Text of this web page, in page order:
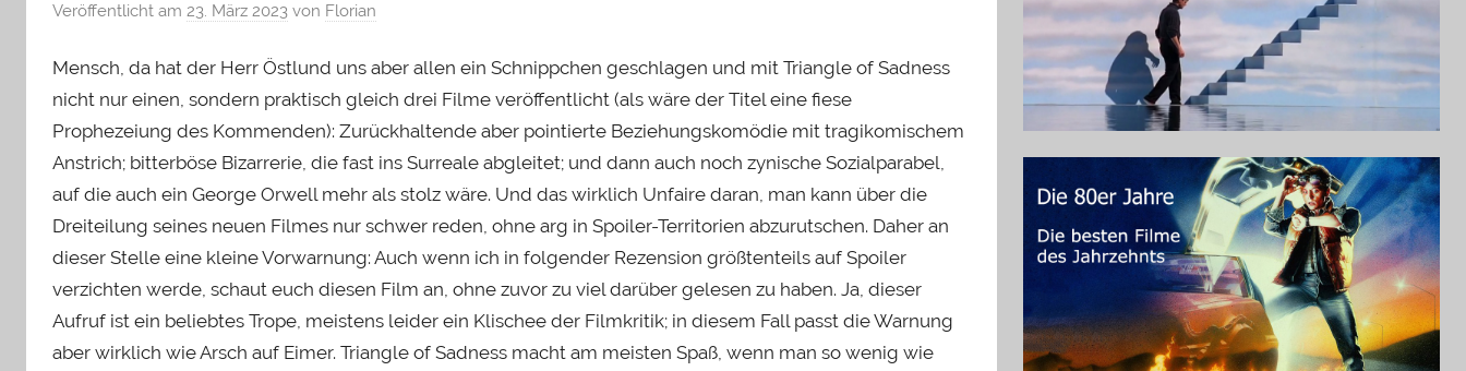
Veröffentlicht am 23. März 2023 von Florian
Mensch, da hat der Herr Östlund uns aber allen ein Schnippchen geschlagen und mit Triangle of Sadness
nicht nur einen, sondern praktisch gleich drei Filme veröffentlicht (als wäre der Titel eine fiese
Prophezeiung des Kommenden): Zurückhaltende aber pointierte Beziehungskomödie mit tragikomischem
Anstrich; bitterböse Bizarrerie, die fast ins Surreale abgleitet; und dann auch noch zynische Sozialparabel,
auf die auch ein George Orwell mehr als stolz wäre. Und das wirklich Unfaire daran, man kann über die
Dreiteilung seines neuen Filmes nur schwer reden, ohne arg in Spoiler-Territorien abzurutschen. Daher an
dieser Stelle eine kleine Vorwarnung: Auch wenn ich in folgender Rezension größtenteils auf Spoiler
verzichten werde, schaut euch diesen Film an, ohne zuvor zu viel darüber gelesen zu haben. Ja, dieser
Aufruf ist ein beliebtes Trope, meistens leider ein Klischee der Filmkritik; in diesem Fall passt die Warnung
aber wirklich wie Arsch auf Eimer. Triangle of Sadness macht am meisten Spaß, wenn man so wenig wie